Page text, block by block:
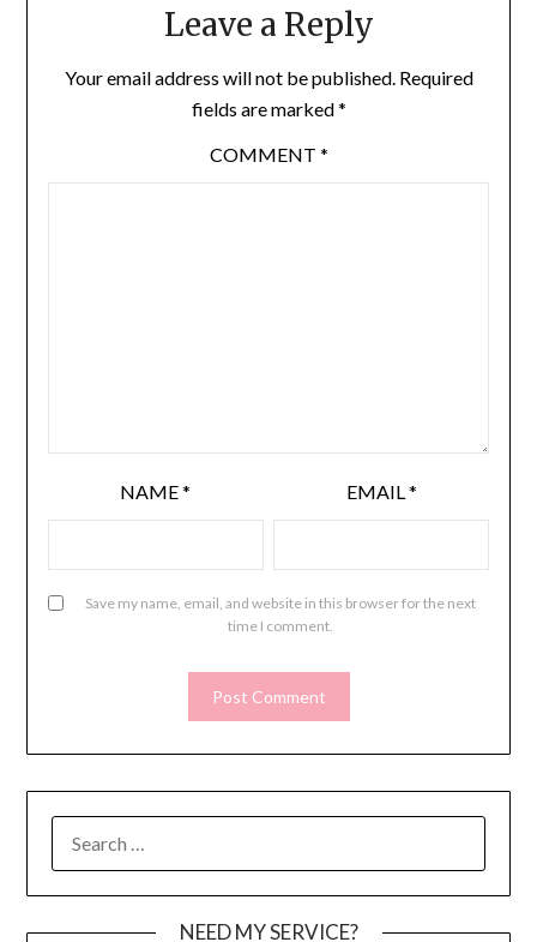
Leave a Reply
Your email address will not be published. Required
fields are marked*
COMMENT *
NAME* EMAIL*
Save my name, email, and website in this browser for the next
time I comment.
FOR:
NEED MY SERVICE?